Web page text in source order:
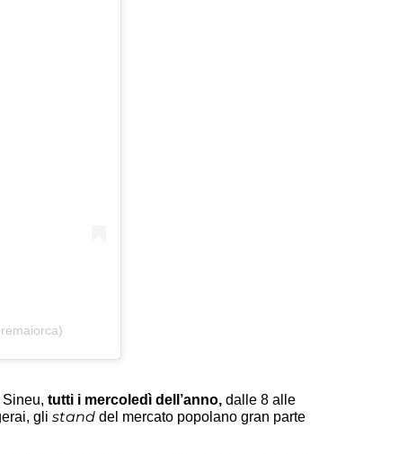
tutti i mercoledì dell’anno, dalle 8 alle
gli stand del mercato popolano gran parte